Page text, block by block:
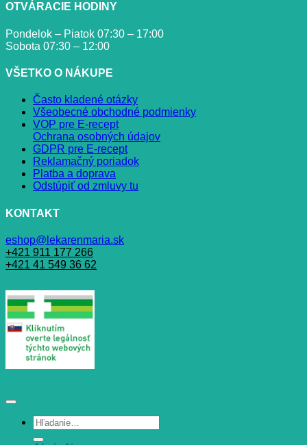
OTVÁRACIE HODINY
Pondelok – Piatok 07:30 – 17:00
Sobota 07:30 – 12:00
VŠETKO O NÁKUPE
Často kladené otázky
Všeobecné obchodné podmienky
VOP pre E-recept
Ochrana osobných údajov
GDPR pre E-recept
Reklamačný poriadok
Platba a doprava
Odstúpiť od zmluvy tu
KONTAKT
eshop@lekarenmaria.sk
+421 911 177 266
+421 41 549 36 62
Hľadať: